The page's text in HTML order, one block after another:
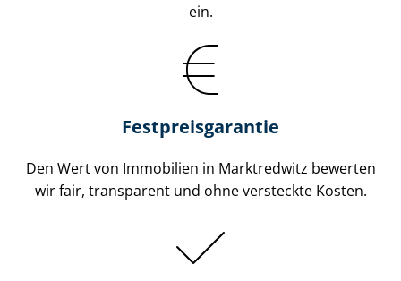
ein.
Festpreis​garantie
Den Wert von Immobilien in Marktredwitz bewerten
wir fair, transparent und ohne versteckte Kosten.